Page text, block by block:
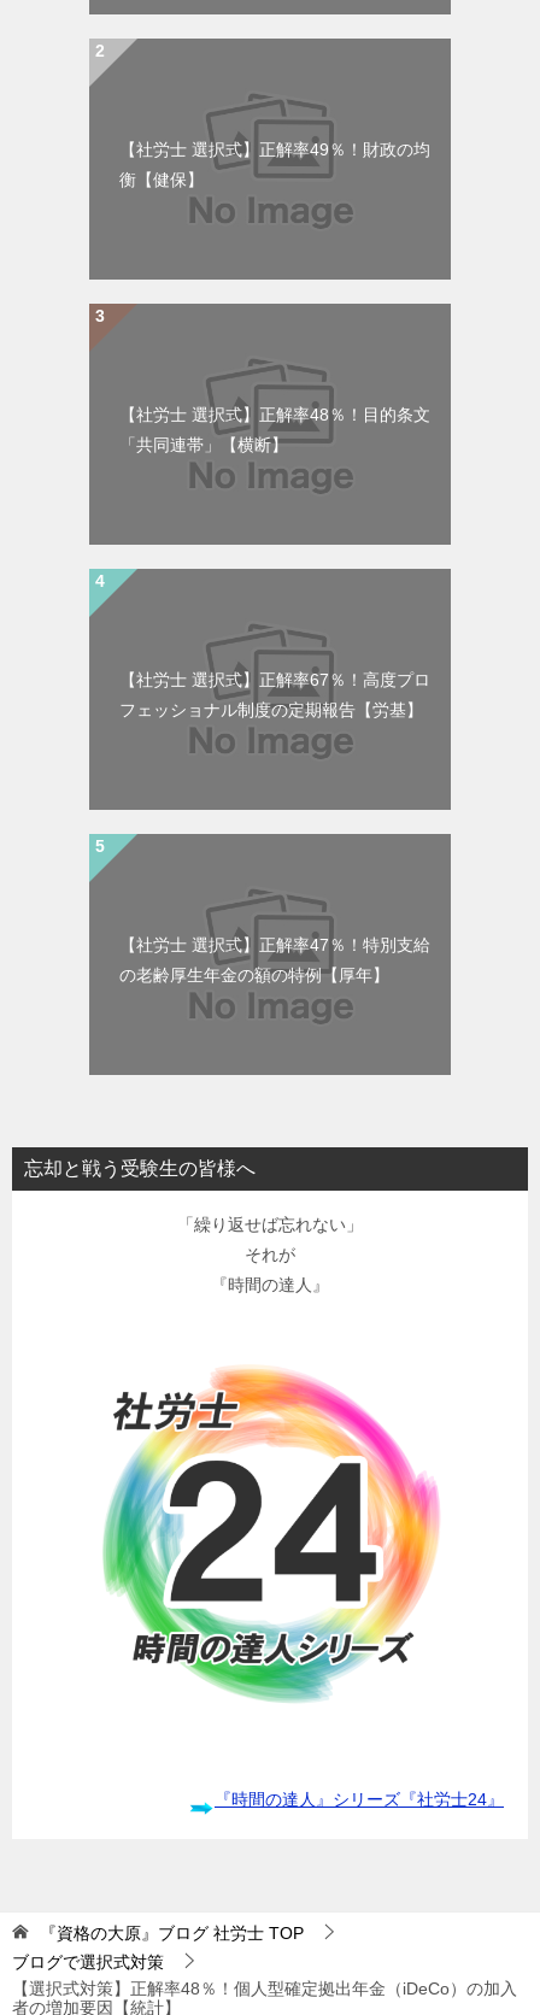
【社労士 選択式】正解率49％！財政の均
衡【健保】
【社労士 選択式】正解率48％！目的条文
「共同連帯」【横断】
【社労士 選択式】正解率67％！高度プロ
フェッショナル制度の定期報告【労基】
【社労士 選択式】正解率47％！特別支給
の老齢厚生年金の額の特例【厚年】
忘却と戦う受験生の皆様へ
「繰り返せば忘れない」
それが
『時間の達人』
『時間の達人』シリーズ『社労士24』
『資格の大原』ブログ 社労士 TOP
ブログで選択式対策
【選択式対策】正解率48％！個人型確定拠出年金（iDeCo）の加入
者の増加要因【統計】